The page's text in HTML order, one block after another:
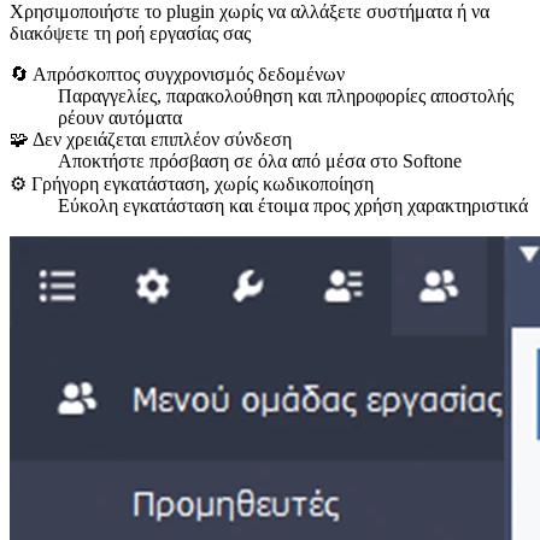
Χρησιμοποιήστε το plugin χωρίς να αλλάξετε συστήματα ή να
διακόψετε τη ροή εργασίας σας
🔄 Απρόσκοπτος συγχρονισμός δεδομένων
Παραγγελίες, παρακολούθηση και πληροφορίες αποστολής
ρέουν αυτόματα
🧩 Δεν χρειάζεται επιπλέον σύνδεση
Αποκτήστε πρόσβαση σε όλα από μέσα στο Softone
⚙️ Γρήγορη εγκατάσταση, χωρίς κωδικοποίηση
Εύκολη εγκατάσταση και έτοιμα προς χρήση χαρακτηριστικά